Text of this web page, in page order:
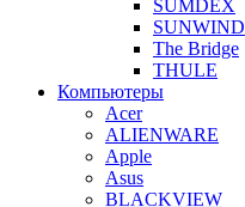
SUMDEX
SUNWIND
The Bridge
THULE
Компьютеры
Acer
ALIENWARE
Apple
Asus
BLACKVIEW